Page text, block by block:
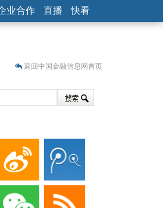
业合作 直播 快看
返回中国金融信息网首页